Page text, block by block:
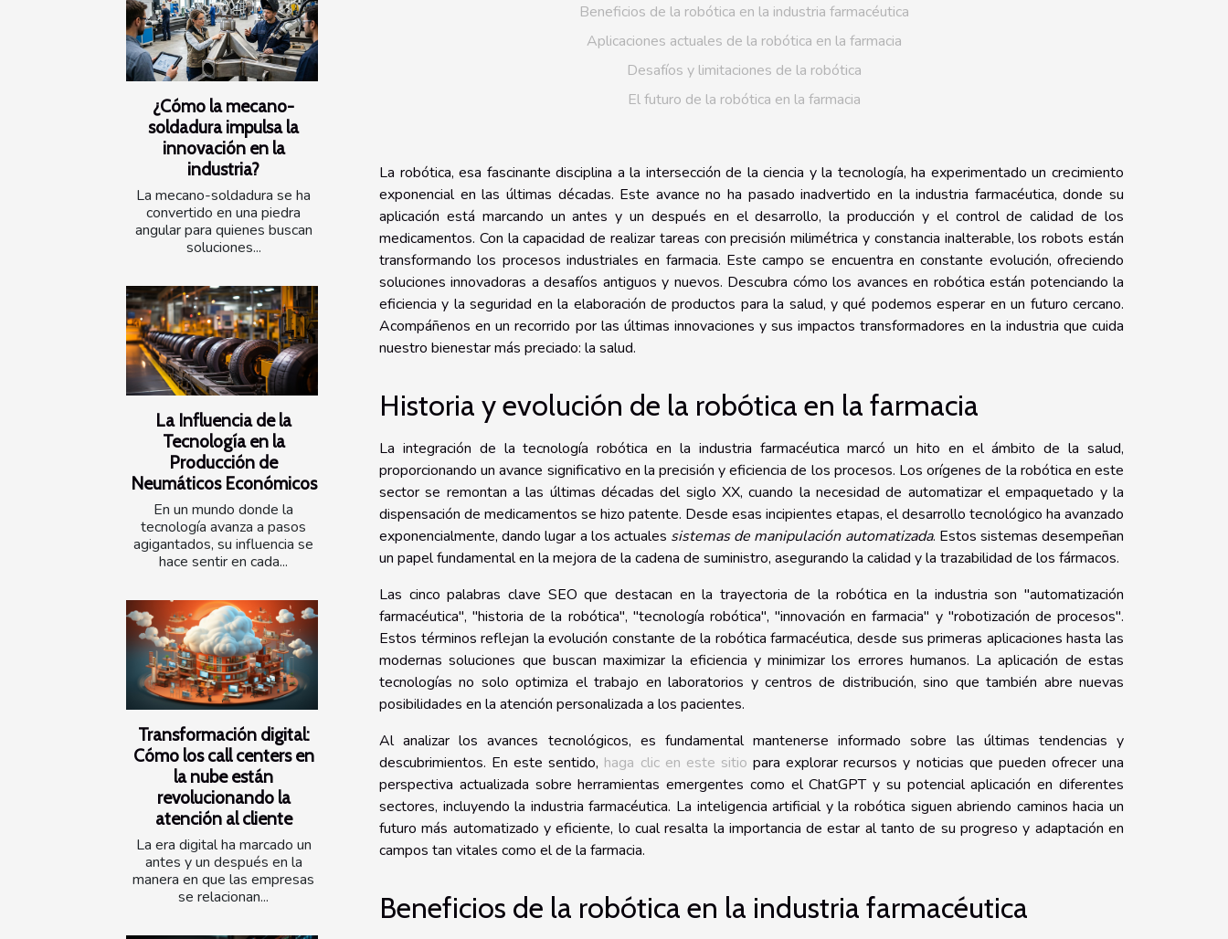
¿Cómo la mecano-
soldadura impulsa la
innovación en la
industria?
La mecano-soldadura se ha
convertido en una piedra
angular para quienes buscan
soluciones...
La Influencia de la
Tecnología en la
Producción de
Neumáticos Económicos
En un mundo donde la
tecnología avanza a pasos
agigantados, su influencia se
hace sentir en cada...
Transformación digital:
Cómo los call centers en
la nube están
revolucionando la
atención al cliente
La era digital ha marcado un
antes y un después en la
manera en que las empresas
se relacionan...
Beneficios de la robótica en la industria farmacéutica
Aplicaciones actuales de la robótica en la farmacia
Desafíos y limitaciones de la robótica
El futuro de la robótica en la farmacia
La robótica, esa fascinante disciplina a la intersección de la ciencia y la tecnología, ha experimentado un crecimiento
exponencial en las últimas décadas. Este avance no ha pasado inadvertido en la industria farmacéutica, donde su
aplicación está marcando un antes y un después en el desarrollo, la producción y el control de calidad de los
medicamentos. Con la capacidad de realizar tareas con precisión milimétrica y constancia inalterable, los robots están
transformando los procesos industriales en farmacia. Este campo se encuentra en constante evolución, ofreciendo
soluciones innovadoras a desafíos antiguos y nuevos. Descubra cómo los avances en robótica están potenciando la
eficiencia y la seguridad en la elaboración de productos para la salud, y qué podemos esperar en un futuro cercano.
Acompáñenos en un recorrido por las últimas innovaciones y sus impactos transformadores en la industria que cuida
nuestro bienestar más preciado: la salud.
Historia y evolución de la robótica en la farmacia
La integración de la tecnología robótica en la industria farmacéutica marcó un hito en el ámbito de la salud,
proporcionando un avance significativo en la precisión y eficiencia de los procesos. Los orígenes de la robótica en este
sector se remontan a las últimas décadas del siglo XX, cuando la necesidad de automatizar el empaquetado y la
dispensación de medicamentos se hizo patente. Desde esas incipientes etapas, el desarrollo tecnológico ha avanzado
exponencialmente, dando lugar a los actuales sistemas de manipulación automatizada. Estos sistemas desempeñan
un papel fundamental en la mejora de la cadena de suministro, asegurando la calidad y la trazabilidad de los fármacos.
Las cinco palabras clave SEO que destacan en la trayectoria de la robótica en la industria son "automatización
farmacéutica", "historia de la robótica", "tecnología robótica", "innovación en farmacia" y "robotización de procesos".
Estos términos reflejan la evolución constante de la robótica farmacéutica, desde sus primeras aplicaciones hasta las
modernas soluciones que buscan maximizar la eficiencia y minimizar los errores humanos. La aplicación de estas
tecnologías no solo optimiza el trabajo en laboratorios y centros de distribución, sino que también abre nuevas
posibilidades en la atención personalizada a los pacientes.
Al analizar los avances tecnológicos, es fundamental mantenerse informado sobre las últimas tendencias y
descubrimientos. En este sentido, haga clic en este sitio para explorar recursos y noticias que pueden ofrecer una
perspectiva actualizada sobre herramientas emergentes como el ChatGPT y su potencial aplicación en diferentes
sectores, incluyendo la industria farmacéutica. La inteligencia artificial y la robótica siguen abriendo caminos hacia un
futuro más automatizado y eficiente, lo cual resalta la importancia de estar al tanto de su progreso y adaptación en
campos tan vitales como el de la farmacia.
Beneficios de la robótica en la industria farmacéutica